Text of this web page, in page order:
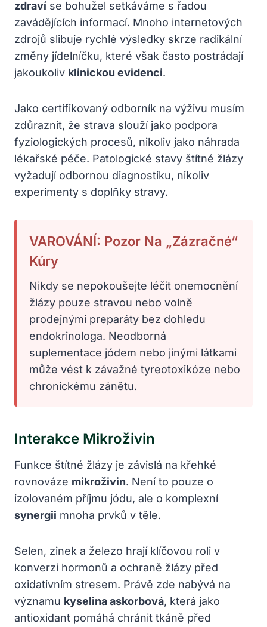
zdraví se bohužel setkáváme s řadou
zavádějících informací. Mnoho internetových
zdrojů slibuje rychlé výsledky skrze radikální
změny jídelníčku, které však často postrádají
jakoukoliv klinickou evidenci.
Jako certifikovaný odborník na výživu musím
zdůraznit, že strava slouží jako podpora
fyziologických procesů, nikoliv jako náhrada
lékařské péče. Patologické stavy štítné žlázy
vyžadují odbornou diagnostiku, nikoliv
experimenty s doplňky stravy.
VAROVÁNÍ: Pozor Na „zázračné“
Kúry
Nikdy se nepokoušejte léčit onemocnění
žlázy pouze stravou nebo volně
prodejnými preparáty bez dohledu
endokrinologa. Neodborná
suplementace jódem nebo jinými látkami
může vést k závažné tyreotoxikóze nebo
chronickému zánětu.
Interakce Mikroživin
Funkce štítné žlázy je závislá na křehké
rovnováze mikroživin. Není to pouze o
izolovaném příjmu jódu, ale o komplexní
synergii mnoha prvků v těle.
Selen, zinek a železo hrají klíčovou roli v
konverzi hormonů a ochraně žlázy před
oxidativním stresem. Právě zde nabývá na
významu kyselina askorbová, která jako
antioxidant pomáhá chránit tkáně před